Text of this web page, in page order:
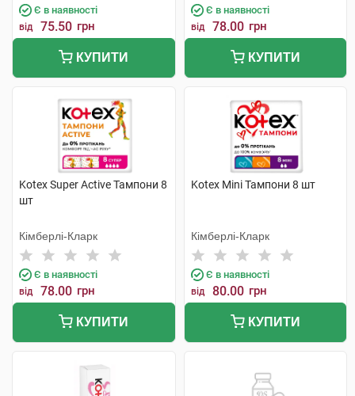
Є в наявності
від 75.50 грн
КУПИТИ
Є в наявності
від 78.00 грн
КУПИТИ
Kotex Super Active Тампони 8
шт
Кімберлі-Кларк
Є в наявності
від 78.00 грн
КУПИТИ
Kotex Mini Тампони 8 шт
Кімберлі-Кларк
Є в наявності
від 80.00 грн
КУПИТИ